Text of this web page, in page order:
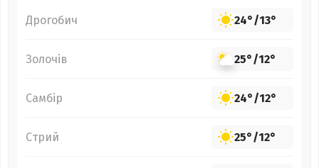
Дрогобич 24°/13°
Золочів 25°/12°
Самбір 24°/12°
Стрий 25°/12°